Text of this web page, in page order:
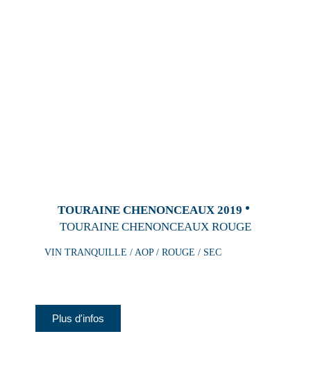
TOURAINE CHENONCEAUX 2019
TOURAINE CHENONCEAUX ROUGE
VIN TRANQUILLE / AOP / ROUGE / SEC
Plus d'infos